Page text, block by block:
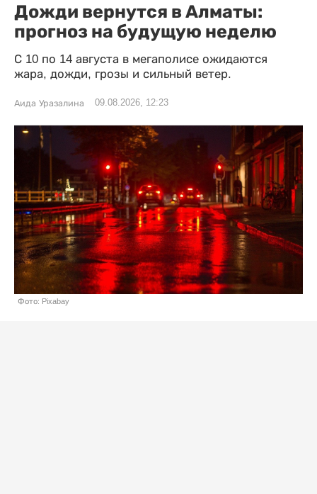
Дожди вернутся в Алматы:
прогноз на будущую неделю
С 10 по 14 августа в мегаполисе ожидаются
жара, дожди, грозы и сильный ветер.
Аида Уразалина 09.08.2026, 12:23
Фото: Pixabay